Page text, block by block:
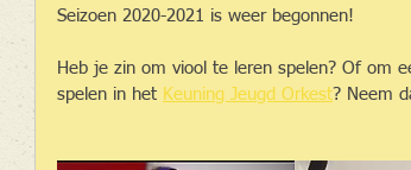
Seizoen 2020-2021 is weer begonnen!
Heb je zin om viool te leren spelen? Of om
spelen in het Keuning Jeugd Orkest? Neem